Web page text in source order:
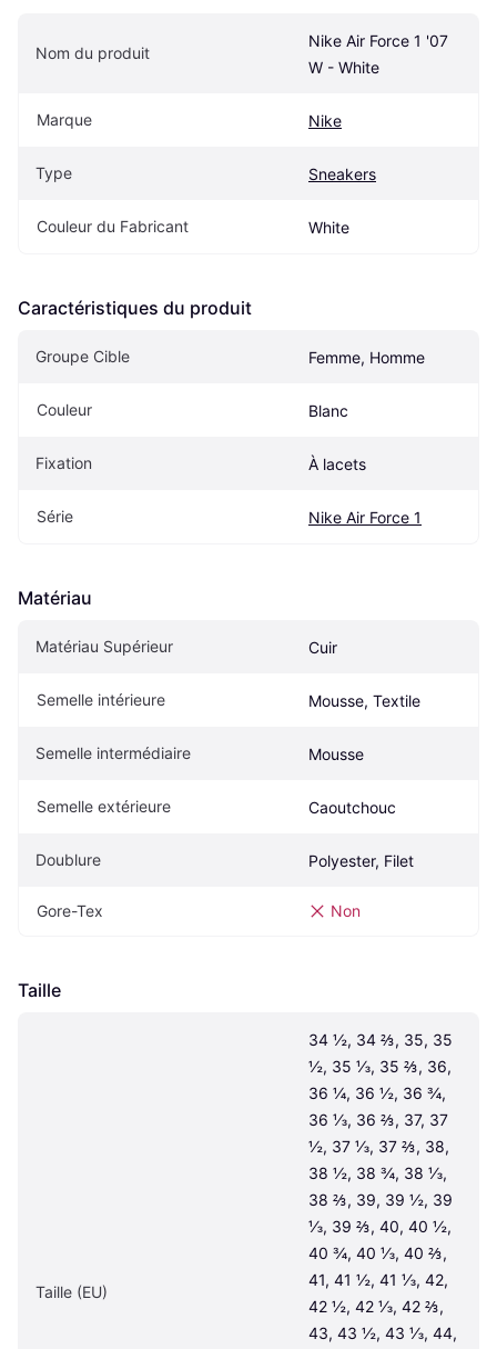
Nom du produit
Nike Air Force 1 '07
W - White
Marque Nike
Type Sneakers
Couleur du Fabricant White
Caractéristiques du produit
Groupe Cible Femme, Homme
Couleur Blanc
Fixation À lacets
Série Nike Air Force 1
Matériau
Matériau Supérieur Cuir
Semelle intérieure Mousse, Textile
Semelle intermédiaire Mousse
Semelle extérieure Caoutchouc
Doublure Polyester, Filet
Gore-Tex Non
Taille
Taille (EU)
34 ½, 34 ⅔, 35, 35
½, 35 ⅓, 35 ⅔, 36,
36 ¼, 36 ½, 36 ¾,
36 ⅓, 36 ⅔, 37, 37
½, 37 ⅓, 37 ⅔, 38,
38 ½, 38 ¾, 38 ⅓,
38 ⅔, 39, 39 ½, 39
⅓, 39 ⅔, 40, 40 ½,
40 ¾, 40 ⅓, 40 ⅔,
41, 41 ½, 41 ⅓, 42,
42 ½, 42 ⅓, 42 ⅔,
43, 43 ½, 43 ⅓, 44,